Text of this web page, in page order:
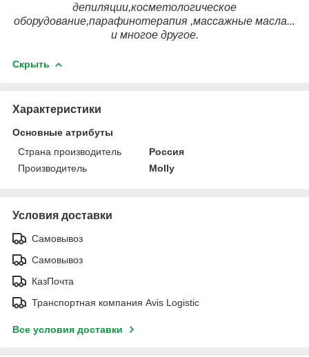
депиляции,косметологическое
оборудование,парафинотерапия ,массажные масла...
и многое другое.
Скрыть
Характеристики
Основные атрибуты
Страна производитель
Россия
Производитель
Molly
Условия доставки
Самовывоз
Самовывоз
КазПочта
Транспортная компания Avis Logistic
Все условия доставки